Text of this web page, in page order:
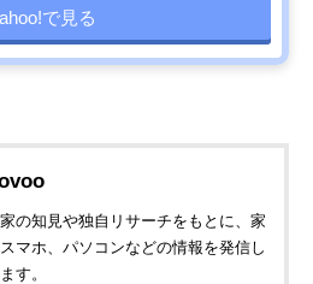
で見る
の知見や独自リサーチをもとに、家
マホ、パソコンなどの情報を発信し
す。